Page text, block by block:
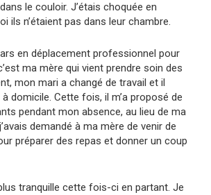
le couloir. J’étais choquée en
ils n’étaient pas dans leur chambre.
en déplacement professionnel pour
ma mère qui vient prendre soin des
mon mari a changé de travail et il
domicile. Cette fois, il m’a proposé de
pendant mon absence, au lieu de ma
demandé à ma mère de venir de
préparer des repas et donner un coup
tranquille cette fois-ci en partant. Je